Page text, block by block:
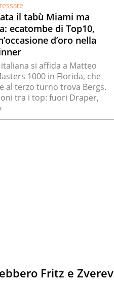
il tabù Miami ma
ecatombe di Top10,
d’oro nella
si affida a Matteo
1000 in Florida, che
al terzo turno trova Bergs.
tra i top: fuori Draper,
Fritz e Zverev